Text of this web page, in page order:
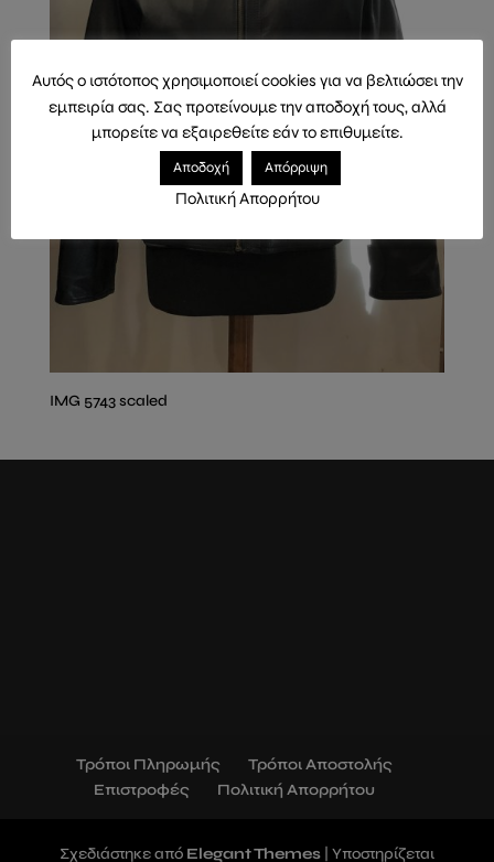
IMG 5743 scaled
Τρόποι Πληρωμής
Τρόποι Αποστολής
Επιστροφές
Πολιτική Απορρήτου
Σχεδιάστηκε από Elegant Themes| Υποστηρίζεται
Αυτός ο ιστότοπος χρησιμοποιεί cookies για να βελτιώσει την
εμπειρία σας. Σας προτείνουμε την αποδοχή τους, αλλά
μπορείτε να εξαιρεθείτε εάν το επιθυμείτε.
Αποδοχή Απόρριψη
Πολιτική Απορρήτου